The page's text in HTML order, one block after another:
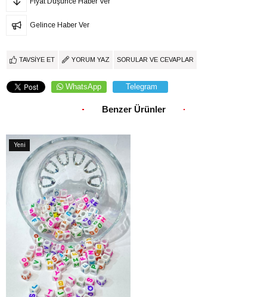
Gelince Haber Ver
TAVSIYE ET YORUM YAZ SORULAR VE CEVAPLAR
WhatsApp Telegram
Benzer Ürünler
Yeni